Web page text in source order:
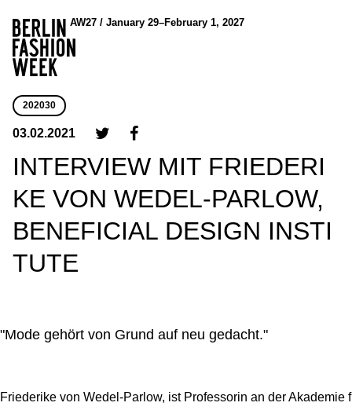
AW27 / January 29–February 1, 2027
202030
03.02.2021
INTERVIEW MIT FRIEDERI
KE VON WEDEL-PARLOW,
BENEFICIAL DESIGN INSTI
TUTE
"Mode gehört von Grund auf neu gedacht."
Friederike von Wedel-Parlow, ist Professorin an der Akademie f